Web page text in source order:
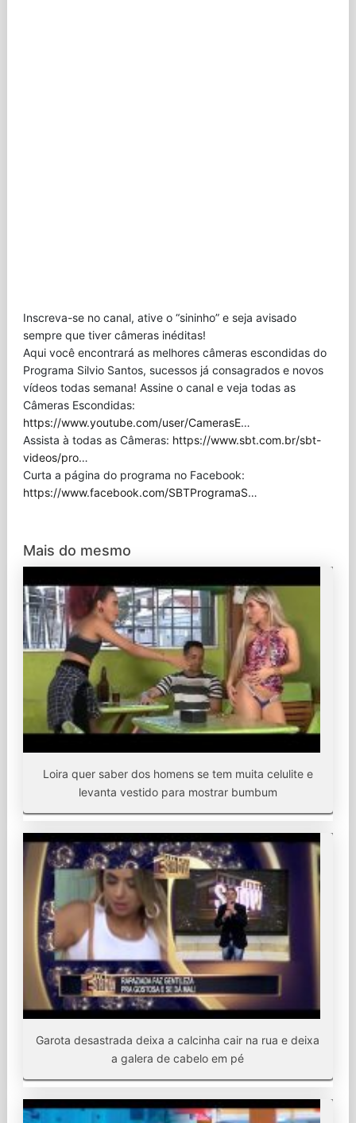
Inscreva-se no canal, ative o “sininho” e seja avisado
sempre que tiver câmeras inéditas!
Aqui você encontrará as melhores câmeras escondidas do
Programa Silvio Santos, sucessos já consagrados e novos
vídeos todas semana! Assine o canal e veja todas as
Câmeras Escondidas:
https://www.youtube.com/user/CamerasE…
Assista à todas as Câmeras: https://www.sbt.com.br/sbt-
videos/pro…
Curta a página do programa no Facebook:
https://www.facebook.com/SBTProgramaS…
Mais do mesmo
Loira quer saber dos homens se tem muita celulite e
levanta vestido para mostrar bumbum
Garota desastrada deixa a calcinha cair na rua e deixa
a galera de cabelo em pé